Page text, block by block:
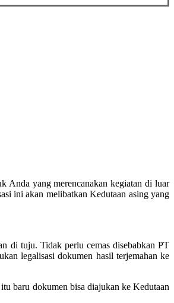
Anda yang merencanakan kegiatan di luar
ini akan melibatkan Kedutaan asing yang
di tuju. Tidak perlu cemas disebabkan PT
legalisasi dokumen hasil terjemahan ke
baru dokumen bisa diajukan ke Kedutaan